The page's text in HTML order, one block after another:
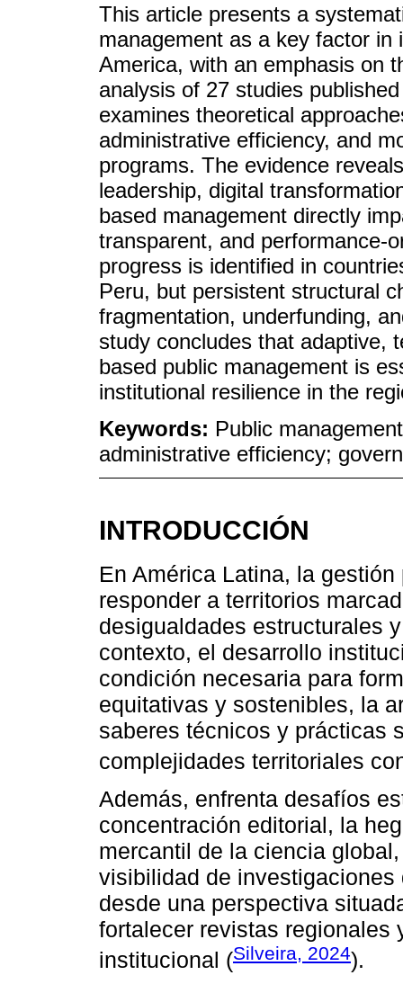
This article presents a
management as a key factor in
America, with an emphasis on
analysis of 27 studies
examines theoretical
administrative efficiency, and
programs. The evidence
leadership, digital
based management directly
transparent, and performance-
progress is identified in
Peru, but persistent structural
fragmentation, underfunding,
study concludes that adaptive,
based public management is
institutional resilience in the
Keywords: Public
administrative efficiency;
INTRODUCCIÓN
En América Latina, la
responder a territorios
desigualdades estructurales
contexto, el desarrollo
condición necesaria para
equitativas y sostenibles, la
saberes técnicos y prácticas
complejidades territoriales
Además, enfrenta desafíos
concentración editorial, la
mercantil de la ciencia
visibilidad de
desde una perspectiva
fortalecer revistas regionales
institucional (Silveira, 2024).